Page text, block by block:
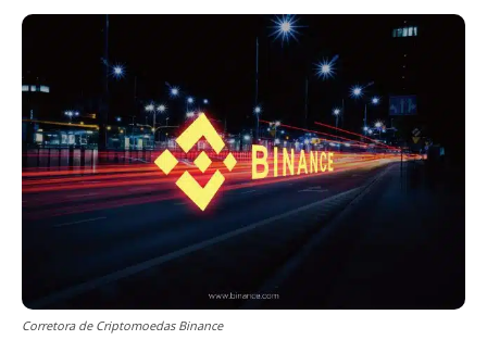
Corretora de Criptomoedas Binance